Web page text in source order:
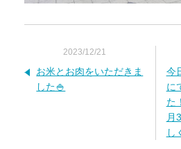
2023/12/21
お米とお肉をいただきま
した🍚
今
に
た
月
し